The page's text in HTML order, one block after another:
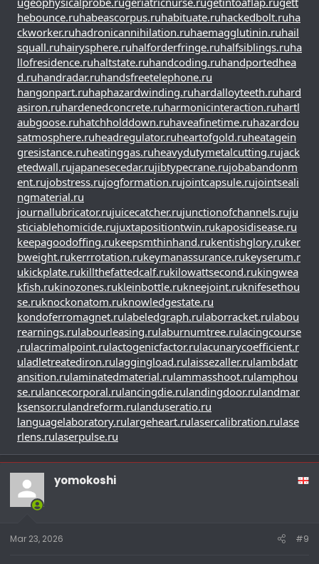
hebounce.ruhabeascorpus.ruhabituate.ruhackedbolt.ruha
ckworker.ruhadronicannihilation.ruhaemagglutinin.ruhail
squall.ruhairysphere.ruhalforderfringe.ruhalfsiblings.ruha
llofresidence.ruhaltstate.ruhandcoding.ruhandportedhea
d.ruhandradar.ruhandsfreetelephone.ru
hangonpart.ruhaphazardwinding.ruhardalloyteeth.ruhard
asiron.ruhardenedconcrete.ruharmonicinteraction.ruhartl
aubgoose.ruhatchholddown.ruhaveafinetime.ruhazardou
satmosphere.ruheadregulator.ruheartofgold.ruheatagein
gresistance.ruheatinggas.ruheavydutymetalcutting.rujack
etedwall.rujapanesecedar.rujibtypecrane.rujobabandonm
ent.rujobstress.rujogformation.rujointcapsule.rujointseali
ngmaterial.ru
journallubricator.rujuicecatcher.rujunctionofchannels.ruju
sticiablehomicide.rujuxtapositiontwin.rukaposidisease.ru
keepagoodoffing.rukeepsmthinhand.rukentishglory.ruker
bweight.rukerrrotation.rukeymanassurance.rukeyserum.r
ukickplate.rukillthefattedcalf.rukilowattsecond.rukingwea
kfish.rukinozones.rukleinbottle.rukneejoint.ruknifesethou
se.ruknockonatom.ruknowledgestate.ru
kondoferromagnet.rulabeledgraph.rulaborracket.rulabou
rearnings.rulabourleasing.rulaburnumtree.rulacingcourse
.rulacrimalpoint.rulactogenicfactor.rulacunarycoefficient.r
uladletreatediron.rulaggingload.rulaissezaller.rulambdatr
ansition.rulaminatedmaterial.rulammasshoot.rulamphou
se.rulancecorporal.rulancingdie.rulandingdoor.rulandmar
ksensor.rulandreform.rulanduseratio.ru
languagelaboratory.rulargeheart.rulasercalibration.rulase
rlens.rulaserpulse.ru
yomokoshi
Mar 23, 2026 #9